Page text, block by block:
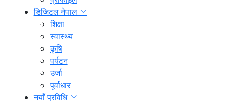
डिजिटल नेपाल
शिक्षा
स्वास्थ्य
कृषि
पर्यटन
उर्जा
पूर्वाधार
नयाँ प्रविधि